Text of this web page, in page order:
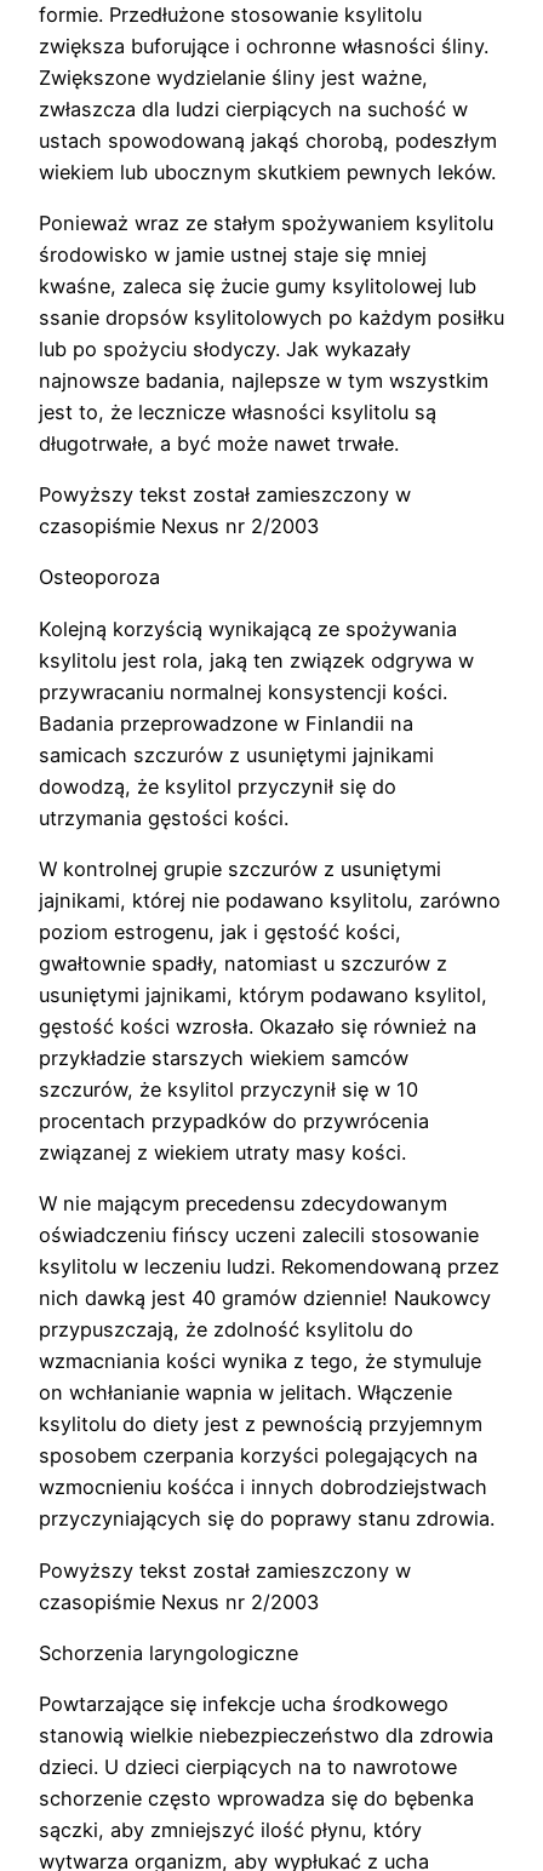
formie. Przedłużone stosowanie ksylitolu
zwiększa buforujące i ochronne własności śliny.
Zwiększone wydzielanie śliny jest ważne,
zwłaszcza dla ludzi cierpiących na suchość w
ustach spowodowaną jakąś chorobą, podeszłym
wiekiem lub ubocznym skutkiem pewnych leków.
Ponieważ wraz ze stałym spożywaniem ksylitolu
środowisko w jamie ustnej staje się mniej
kwaśne, zaleca się żucie gumy ksylitolowej lub
ssanie dropsów ksylitolowych po każdym posiłku
lub po spożyciu słodyczy. Jak wykazały
najnowsze badania, najlepsze w tym wszystkim
jest to, że lecznicze własności ksylitolu są
długotrwałe, a być może nawet trwałe.
Powyższy tekst został zamieszczony w
czasopiśmie Nexus nr 2/2003
Osteoporoza
Kolejną korzyścią wynikającą ze spożywania
ksylitolu jest rola, jaką ten związek odgrywa w
przywracaniu normalnej konsystencji kości.
Badania przeprowadzone w Finlandii na
samicach szczurów z usuniętymi jajnikami
dowodzą, że ksylitol przyczynił się do
utrzymania gęstości kości.
W kontrolnej grupie szczurów z usuniętymi
jajnikami, której nie podawano ksylitolu, zarówno
poziom estrogenu, jak i gęstość kości,
gwałtownie spadły, natomiast u szczurów z
usuniętymi jajnikami, którym podawano ksylitol,
gęstość kości wzrosła. Okazało się również na
przykładzie starszych wiekiem samców
szczurów, że ksylitol przyczynił się w 10
procentach przypadków do przywrócenia
związanej z wiekiem utraty masy kości.
W nie mającym precedensu zdecydowanym
oświadczeniu fińscy uczeni zalecili stosowanie
ksylitolu w leczeniu ludzi. Rekomendowaną przez
nich dawką jest 40 gramów dziennie! Naukowcy
przypuszczają, że zdolność ksylitolu do
wzmacniania kości wynika z tego, że stymuluje
on wchłanianie wapnia w jelitach. Włączenie
ksylitolu do diety jest z pewnością przyjemnym
sposobem czerpania korzyści polegających na
wzmocnieniu kośćca i innych dobrodziejstwach
przyczyniających się do poprawy stanu zdrowia.
Powyższy tekst został zamieszczony w
czasopiśmie Nexus nr 2/2003
Schorzenia laryngologiczne
Powtarzające się infekcje ucha środkowego
stanowią wielkie niebezpieczeństwo dla zdrowia
dzieci. U dzieci cierpiących na to nawrotowe
schorzenie często wprowadza się do bębenka
sączki, aby zmniejszyć ilość płynu, który
wytwarza organizm, aby wypłukać z ucha